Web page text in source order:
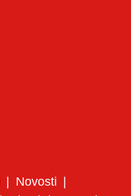
Novosti